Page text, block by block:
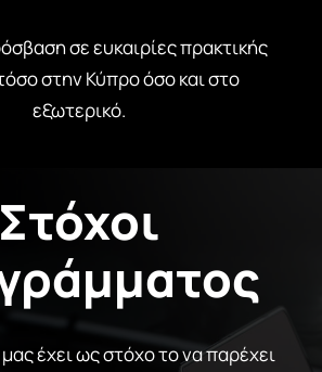
σε ευκαιρίες πρακτικής
στην Κύπρο όσο και στο
εξωτερικό.
Στόχοι
έχει ως στόχο το να παρέχει